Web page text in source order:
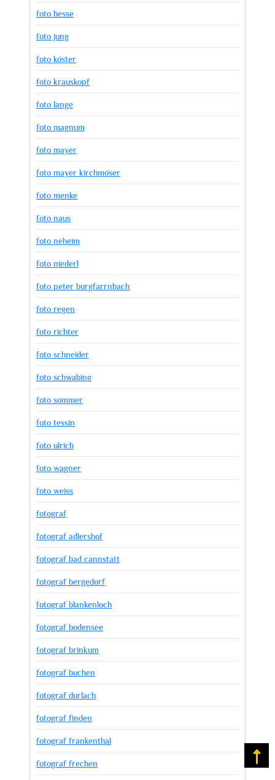
foto hesse
foto jung
foto köster
foto krauskopf
foto lange
foto magnum
foto mayer
foto mayer kirchmöser
foto menke
foto naus
foto neheim
foto niederl
foto peter burgfarrnbach
foto regen
foto richter
foto schneider
foto schwabing
foto sommer
foto tessin
foto ulrich
foto wagner
foto weiss
fotograf
fotograf adlershof
fotograf bad cannstatt
fotograf bergedorf
fotograf blankenloch
fotograf bodensee
fotograf brinkum
fotograf buchen
fotograf durlach
fotograf finden
fotograf frankenthal
fotograf frechen